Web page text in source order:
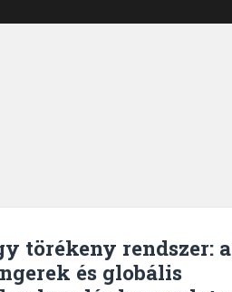
törékeny rendszer: a
és globális